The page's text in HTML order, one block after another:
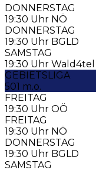
DONNERSTAG
19:30 Uhr NÖ
DONNERSTAG
19:30 Uhr BGLD
SAMSTAG
19:30 Uhr Wald4tel
GEBIETSLIGA
501 m.o.
FREITAG
19:30 Uhr OÖ
FREITAG
19:30 Uhr NÖ
DONNERSTAG
19:30 Uhr BGLD
SAMSTAG